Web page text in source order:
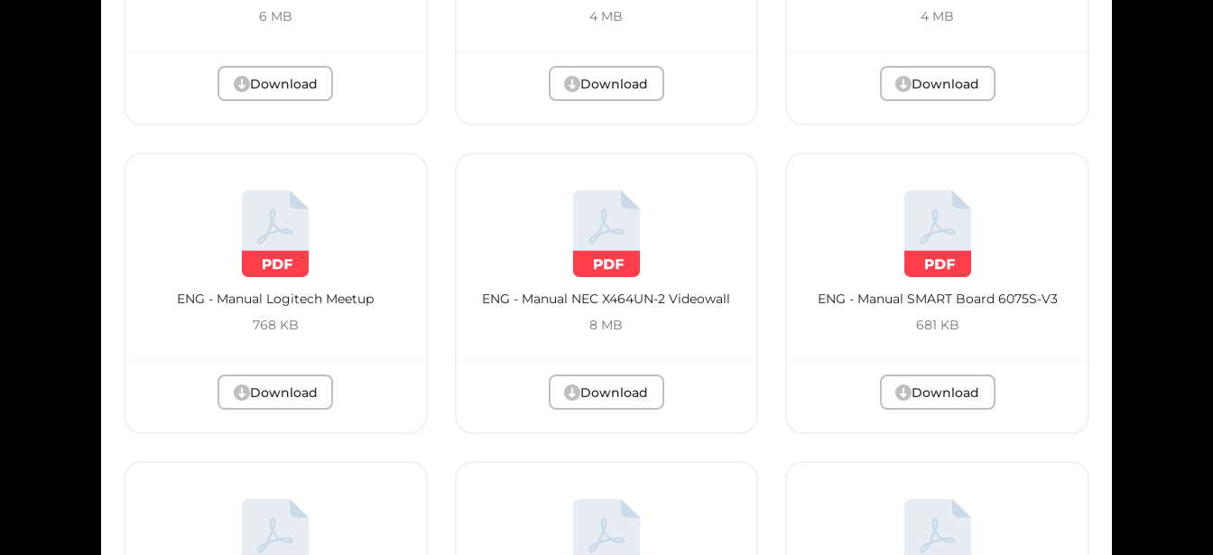
6 MB
Download
4 MB
Download
4 MB
Download
ENG - Manual Logitech Meetup
768 KB
Download
ENG - Manual NEC X464UN-2 Videowall
8 MB
Download
ENG - Manual SMART Board 6075S-V3
681 KB
Download